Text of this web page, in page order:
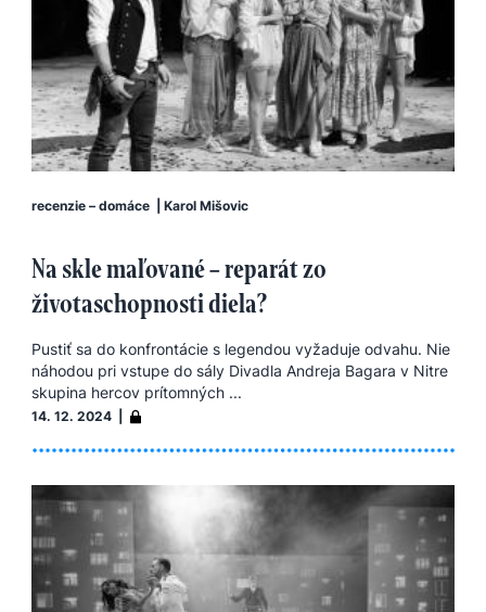
recenzie – domáce Karol Mišovic
Na skle maľované – reparát zo
životaschopnosti diela?
Pustiť sa do konfrontácie s legendou vyžaduje odvahu. Nie
náhodou pri vstupe do sály Divadla Andreja Bagara v Nitre
skupina hercov prítomných ...
14. 12. 2024 |